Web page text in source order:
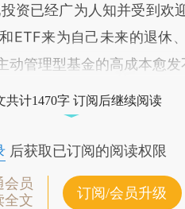
已经广为人知并受到欢
ETF来为自己未来的退休
管理型基金的高成本愈发
共计1470字 订阅后继续阅读
后获取已订阅的阅读权限
会员
全文
订阅/会员升级